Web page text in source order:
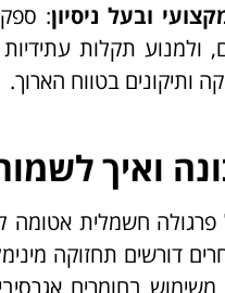
ובעל ניסיון: ספק
ולמנוע תקלות
ותיקונים בטווח הארוך.
ואיך
חשמלית אטומה
דורשים תחזוקה